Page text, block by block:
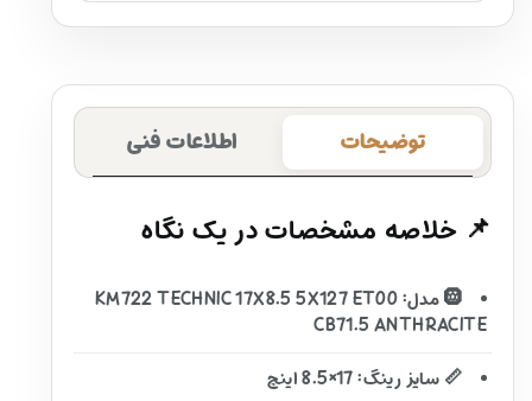
توضیحات اطلاعات فنی
📌 خلاصه مشخصات در یک نگاه
🛞 مدل: KM722 TECHNIC 17X8.5 5X127 ET00
CB71.5 ANTHRACITE
📏 سایز رینگ: 17×8.5 اینچ